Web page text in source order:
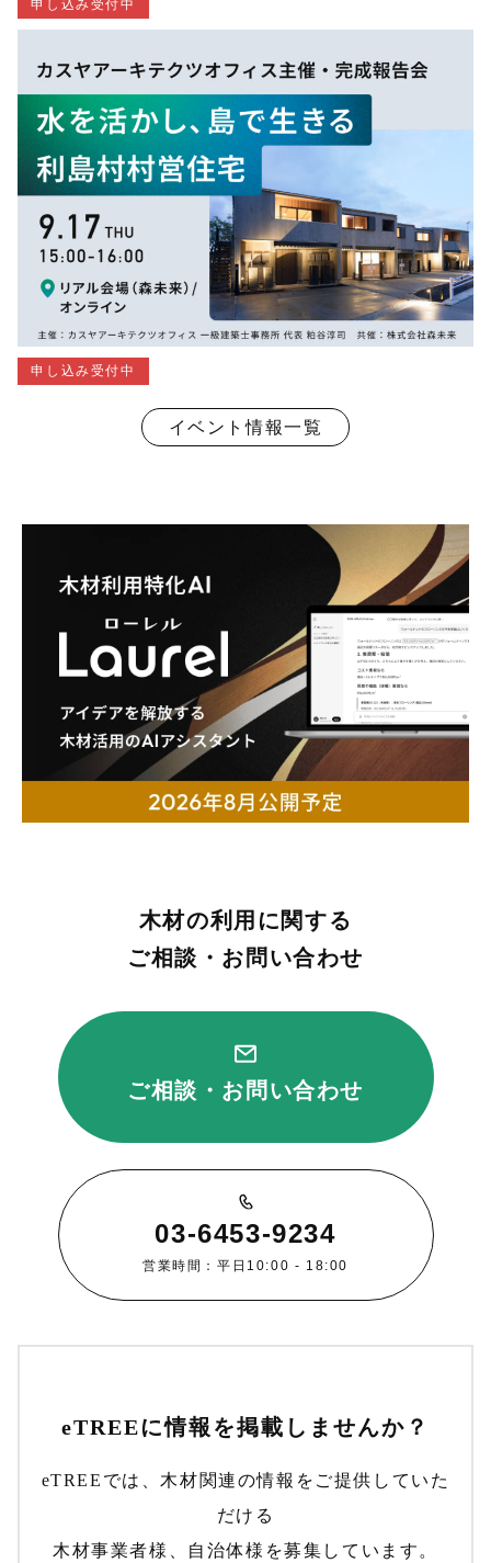
申し込み受付中
申し込み受付中
イベント情報一覧
木材の利用に関する
ご相談・お問い合わせ
ご相談・お問い合わせ
03-6453-9234
営業時間：平日10:00 - 18:00
eTREEに情報を掲載しませんか？
eTREEでは、木材関連の情報をご提供していた
だける
木材事業者様、自治体様を募集しています。